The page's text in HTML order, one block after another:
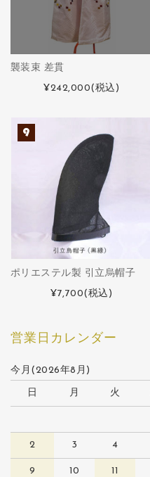
襲装束 差貫
¥242,000(税込)
ポリエステル製 引立烏帽子
¥7,700(税込)
営業日カレンダー
今月(2026年8月)
日 月 火
2 3 4
9 10 11